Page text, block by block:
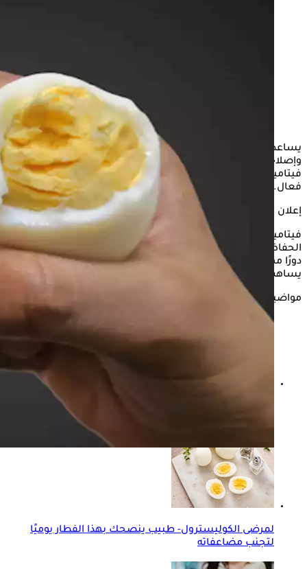
يساعد البروتين في البيض في الحفاظ على أنسجة الجسم
وإصلاحها، بما في ذلك العضلات. يحتوي البيض أيضًا على
فيتامينات ومعادن ضرورية للدماغ والجهاز العصبي للعمل بشكل
فعال. تساعد العناصر الغذائية في البيض على زيادة الطاقة أيضًا.
إعلان
فيتامين أ وفيتامين ب 12 والسيلينيوم في البيض هي مفتاح
الحفاظ على صحة جهاز المناعة. يلعب الكولين الموجود في البيض
دورًا مهمًا في تحطيم هوموسيستين الأحماض الأمينية، والذي قد
يساهم في الإصابة بأمراض القلب.
مواضيع ذات صلة
هل تناول البيض آمن في فصل الصيف؟- هؤلاء عليهم توخي
لمرضى الكوليسترول- طبيب ينصحك بهذا الفطار يوميًا
لتجنب مضاعفاته